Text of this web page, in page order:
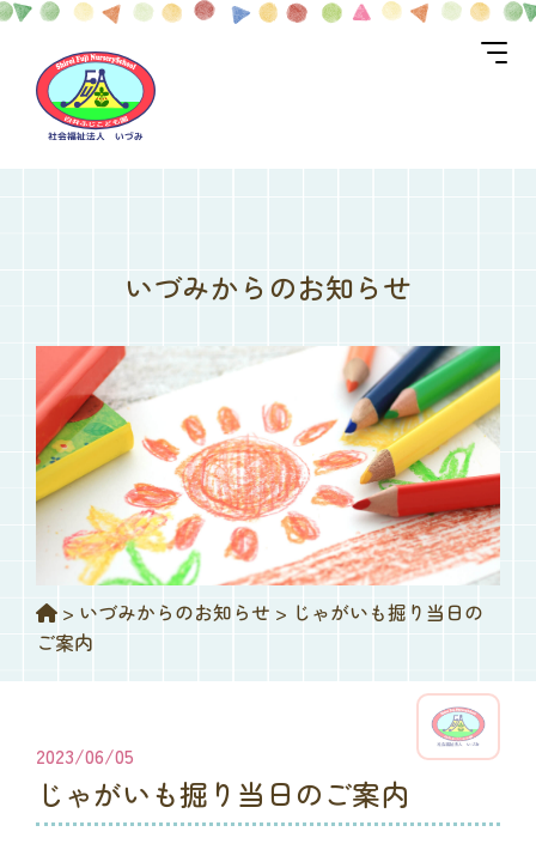
いづみからのお知らせ
> いづみからのお知らせ > じゃがいも掘り当日の
ご案内
2023/06/05
じゃがいも掘り当日のご案内